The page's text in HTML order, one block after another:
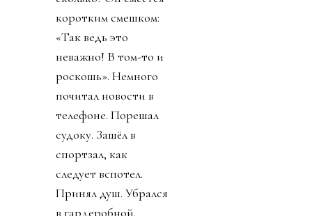
коротким смешком:
«Так ведь это
неважно! В том-то и
роскошь». Немного
почитал новости в
телефоне. Порешал
судоку. Зашёл в
спортзал, как
следует вспотел.
Принял душ. Убрался
в гардеробной.